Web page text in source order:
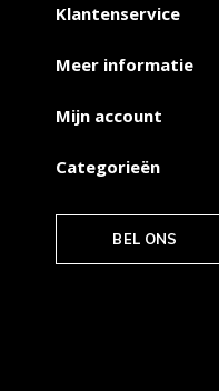
Klantenservice
Meer informatie
Mijn account
Categorieën
BEL ONS